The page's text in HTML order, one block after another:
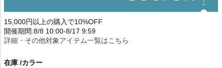
15,000円以上の購入で10%OFF
開催期間:8/8 10:00-8/17 9:59
詳細・その他対象アイテム一覧はこちら
在庫 カラー